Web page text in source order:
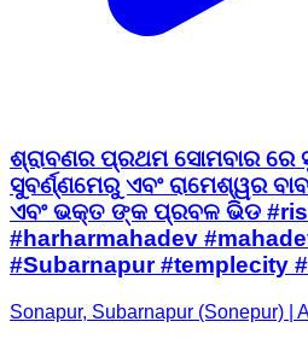
ଶ୍ରାବଣର ପ୍ରଥମ ସୋମବାର ରେ
ସୁବର୍ଣ୍ଣମେରୁ ଏବଂ ରାମେଶ୍ୱର
ଏବଂ ଭକ୍ତ ଙ୍କ ପ୍ରବଳ ଭିଡ
#harharmahadev
#Subarnapur #templecity
Sonapur, Subarnapur (Sonepur) |